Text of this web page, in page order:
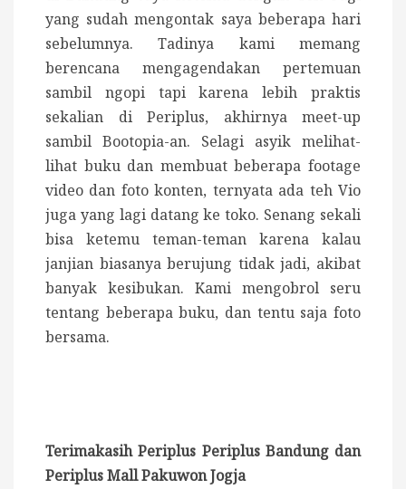
yang sudah mengontak saya beberapa hari
sebelumnya. Tadinya kami memang
berencana mengagendakan pertemuan
sambil ngopi tapi karena lebih praktis
sekalian di Periplus, akhirnya meet-up
sambil Bootopia-an. Selagi asyik melihat-
lihat buku dan membuat beberapa footage
video dan foto konten, ternyata ada teh Vio
juga yang lagi datang ke toko. Senang sekali
bisa ketemu teman-teman karena kalau
janjian biasanya berujung tidak jadi, akibat
banyak kesibukan. Kami mengobrol seru
tentang beberapa buku, dan tentu saja foto
bersama.
Terimakasih Periplus Periplus Bandung dan
Periplus Mall Pakuwon Jogja